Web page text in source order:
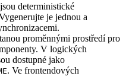
jsou deterministické
je jednou a
proměnnými prostředí pro
V logických
dostupné jako
. Ve frontendových